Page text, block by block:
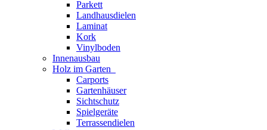
Parkett
Landhausdielen
Laminat
Kork
Vinylboden
Innenausbau
Holz im Garten
Carports
Gartenhäuser
Sichtschutz
Spielgeräte
Terrassendielen